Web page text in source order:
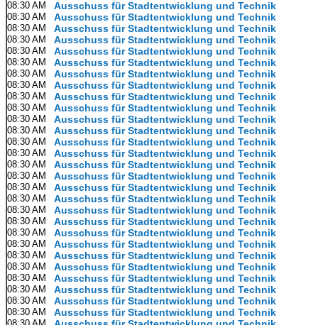
08:30 AM Ausschuss für Stadtentwicklung und Technik
08:30 AM Ausschuss für Stadtentwicklung und Technik
08:30 AM Ausschuss für Stadtentwicklung und Technik
08:30 AM Ausschuss für Stadtentwicklung und Technik
08:30 AM Ausschuss für Stadtentwicklung und Technik
08:30 AM Ausschuss für Stadtentwicklung und Technik
08:30 AM Ausschuss für Stadtentwicklung und Technik
08:30 AM Ausschuss für Stadtentwicklung und Technik
08:30 AM Ausschuss für Stadtentwicklung und Technik
08:30 AM Ausschuss für Stadtentwicklung und Technik
08:30 AM Ausschuss für Stadtentwicklung und Technik
08:30 AM Ausschuss für Stadtentwicklung und Technik
08:30 AM Ausschuss für Stadtentwicklung und Technik
08:30 AM Ausschuss für Stadtentwicklung und Technik
08:30 AM Ausschuss für Stadtentwicklung und Technik
08:30 AM Ausschuss für Stadtentwicklung und Technik
08:30 AM Ausschuss für Stadtentwicklung und Technik
08:30 AM Ausschuss für Stadtentwicklung und Technik
08:30 AM Ausschuss für Stadtentwicklung und Technik
08:30 AM Ausschuss für Stadtentwicklung und Technik
08:30 AM Ausschuss für Stadtentwicklung und Technik
08:30 AM Ausschuss für Stadtentwicklung und Technik
08:30 AM Ausschuss für Stadtentwicklung und Technik
08:30 AM Ausschuss für Stadtentwicklung und Technik
08:30 AM Ausschuss für Stadtentwicklung und Technik
08:30 AM Ausschuss für Stadtentwicklung und Technik
08:30 AM Ausschuss für Stadtentwicklung und Technik
08:30 AM Ausschuss für Stadtentwicklung und Technik